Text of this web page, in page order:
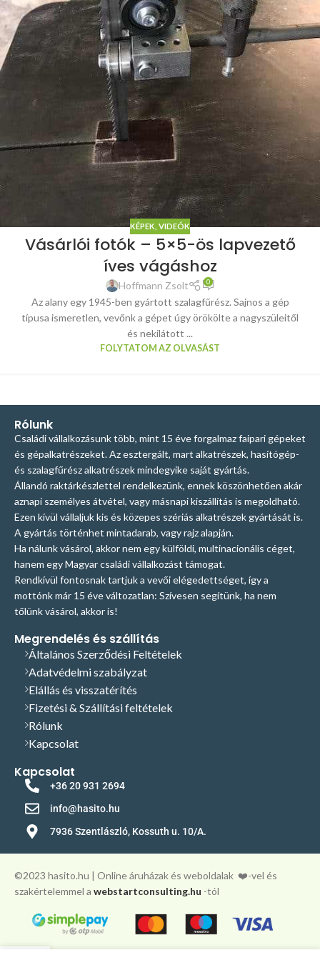
KÉPEK, VIDEÓK
Vásárlói fotók – 5×5-ös lapvezető
íves vágáshoz
Hoffmann Zsolt 0
Az alany egy 1945-ben gyártott szalagfűrész. Sajnos a gép
típusa ismeretlen, vevőnk a gépet úgy örökölte a nagyszüleitől
és nekilátott ...
FOLYTATOM AZ OLVASÁST
Rólunk
Családi vállalkozásunk több, mint 15 éve forgalmaz faipari gépeket
és gépalkatrészeket. Az esztergált, mart alkatrészek, hasítógép-
és szalagfűrész alkatrészek mindegyike saját gyártás.
Állandó raktárkészlettel rendelkezünk, ennek köszönhetően akár
aznapi személyes átvétel, vagy másnapi kiszállítás is megoldható.
Ezen kívül vállaljuk kis és közepes szériás alkatrészek gyártását is.
A gyártás történhet mintadarab, vagy rajz alapján.
Ha nálunk vásárol, akkor nem egy külföldi, multinacionális céget,
hanem egy Magyar családi vállalkozást támogat.
Rendkívül fontosnak tartjuk a vevői elégedettséget, így a
mottónk már 15 éve változatlan: Szívesen segítünk, ha nem
tőlünk vásárol, akkor is!
Megrendelés és szállítás
Általános Szerződési Feltételek
Adatvédelmi szabályzat
Elállás és visszatérítés
Fizetési & Szállítási feltételek
Rólunk
Kapcsolat
Kapcsolat
+36 20 931 2694
info@hasito.hu
7936 Szentlászló, Kossuth u. 10/A.
©️2023 hasito.hu | Online áruházak és weboldalak ❤️-vel és
szakértelemmel a webstartconsulting.hu -tól